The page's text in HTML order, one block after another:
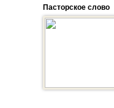
Пасторское слово